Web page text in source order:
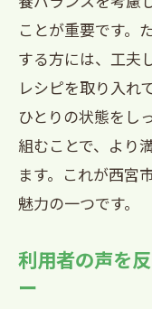
地域の味
地元農家
食の安全
地域経済
西宮市デイサ
ス抜群の特別食
デイサー
ことが重要です。
する方には、工夫
レシピを取り入れ
ひとりの状態をし
組むことで、より
ます。これが西宮
魅力の一つです。
利用者の声を
ー